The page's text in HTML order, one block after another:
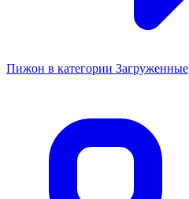
Пижон в категории Загруженные